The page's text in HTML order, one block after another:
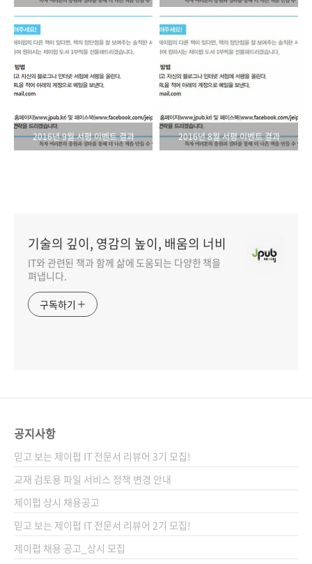
2016년 9월 서평 이벤트 결과 2016년 8월 서평 이벤트 결과
기술의 깊이, 영감의 높이, 배움의 너비
IT와 관련된 책과 함께 삶에 도움되는 다양한 책을
펴냅니다.
구독하기
공지사항
믿고 보는 제이펍 IT 전문서 리뷰어 3기 모집!
교재 검토용 파일 서비스 정책 변경 안내
제이펍 상시 채용공고
믿고 보는 제이펍 IT 전문서 리뷰어 2기 모집!
제이펍 채용 공고_상시 모집